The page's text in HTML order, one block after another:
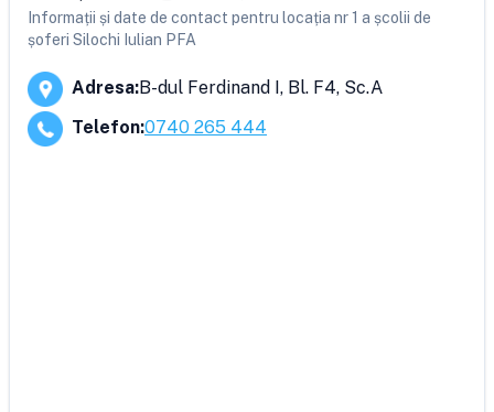
Informații și date de contact pentru locația nr 1 a școlii de
șoferi Silochi Iulian PFA
Adresa:B-dul Ferdinand I, Bl. F4, Sc.A
Telefon:0740 265 444